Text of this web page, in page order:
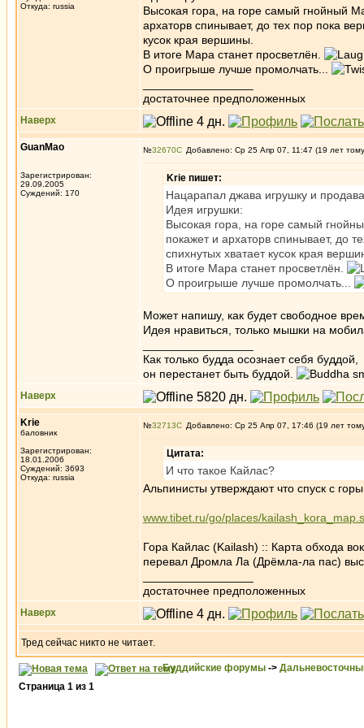
Откуда: russia
Высокая гора, на горе самый гнойный
архаторв спинывает, до тех пор пока
кусок края вершины.
В итоге Мара станет просветлён.
О проигрыше лучше промолчать...
достаточнее предположенных
Наверх
GuanMao
Зарегистрирован:
29.09.2005
Суждений: 170
№32670 Добавлено: Ср 25 Апр 07, 11:47 (19 лет
Krie пишет:
Нацарапал джава игрушку и
Идея игрушки:
Высокая гора, на горе самый
покажет и архаторв спинывает, до
спихнутых хватает кусок края
В итоге Мара станет просветлён.
О проигрыше лучше промолчать...
Может напишу, как будет свободное
Идея нравиться, только мышки на
Как только будда осознает себя буддой,
он перестанет быть буддой.
Наверх
Krie
баловник
Зарегистрирован:
18.01.2006
Суждений: 3693
Откуда: russia
№32713 Добавлено: Ср 25 Апр 07, 17:46 (19 лет
Цитата:
И что такое Кайлас?
Альпинисты утверждают что спуск с
www.tibet.ru/go/places/
Гора Кайлас (Kailash) :: Карта обхода
перевал Дромла Ла (Дрёмла-ла пас)
достаточнее предположенных
Наверх
Тред сейчас никто не читает.
Буддийские форумы ->
Страница 1 из 1